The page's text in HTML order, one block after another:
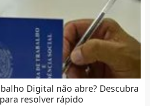
Digital não abre? Descubra
resolver rápido